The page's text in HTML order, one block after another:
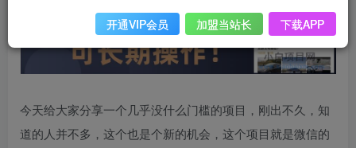
今天给大家分享一个几乎没什么门槛的项目，刚出不久，知
道的人并不多，这个也是个新的机会，这个项目就是微信的
开通VIP会员 加盟当站长 下载APP